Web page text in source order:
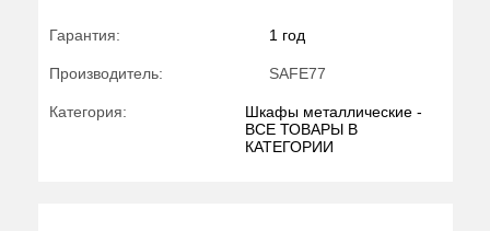
Гарантия: 1 год
Производитель: SAFE77
Категория:
Шкафы металлические -
ВСЕ ТОВАРЫ В
КАТЕГОРИИ